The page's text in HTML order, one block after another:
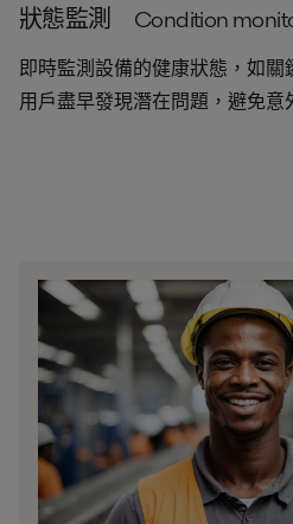
狀態監測 Condition
即時監測設備的健康狀態，如
用戶盡早發現潛在問題，避免意